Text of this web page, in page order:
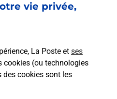
vie privée,
La Poste et ses
cookies (ou technologies
cookies sont les